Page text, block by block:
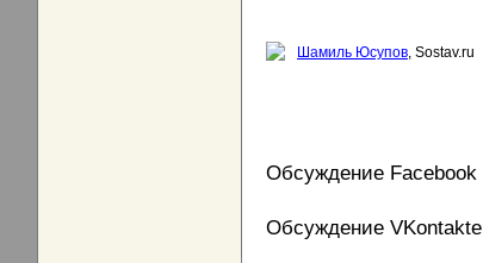
Шамиль Юсупов, Sostav.ru
Обсуждение Facebook
Обсуждение VKontakte